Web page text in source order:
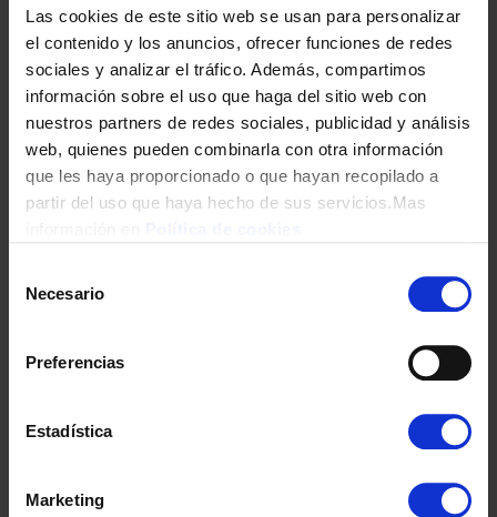
Las cookies de este sitio web se usan para personalizar
el contenido y los anuncios, ofrecer funciones de redes
sociales y analizar el tráfico. Además, compartimos
información sobre el uso que haga del sitio web con
nuestros partners de redes sociales, publicidad y análisis
web, quienes pueden combinarla con otra información
que les haya proporcionado o que hayan recopilado a
partir del uso que haya hecho de sus servicios.Mas
Necesario
Preferencias
Estadística
Marketing